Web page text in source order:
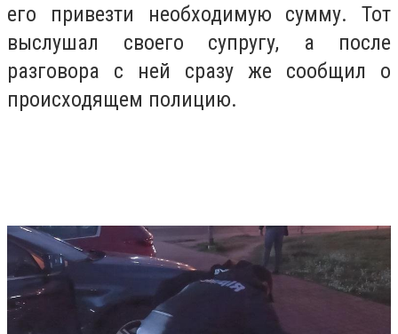
его привезти необходимую сумму. Тот
выслушал своего супругу, а после
разговора с ней сразу же сообщил о
происходящем полицию.